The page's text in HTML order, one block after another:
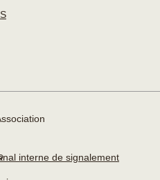
interne de signalement